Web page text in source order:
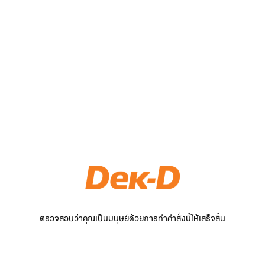
ตรวจสอบว่าคุณเป็นมนุษย์ด้วยการทำคำสั่งนี้ให้เสร็จสิ้น